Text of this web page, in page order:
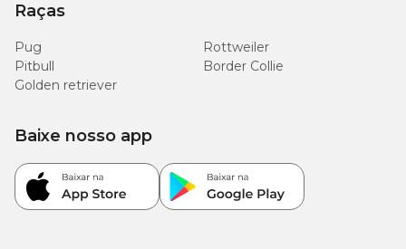
Raças
Pug
Rottweiler
Pitbull
Border Collie
Golden retriever
Baixe nosso app